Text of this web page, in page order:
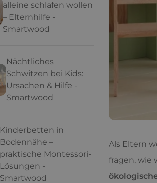
alleine schlafen wollen
– Elternhilfe -
Smartwood
Nächtliches
Schwitzen bei Kids:
Ursachen & Hilfe -
Smartwood
Kinderbetten in
Bodennähe –
praktische Montessori-
Lösungen -
Smartwood
Als Eltern
fragen, wie